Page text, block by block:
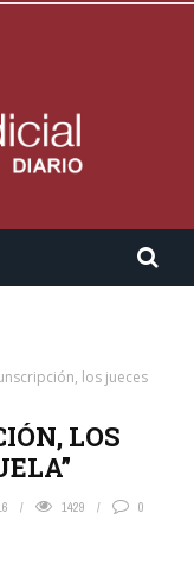
los jueces
LOS
1429 0